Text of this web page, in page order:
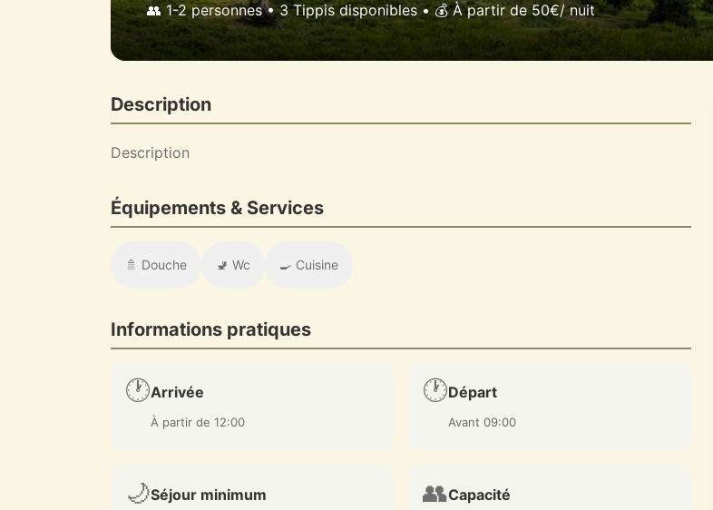
👥 1-2 personnes • 3 Tippis disponibles • 💰 À partir de 50€/ nuit
Description
Description
Équipements & Services
🚿 Douche 🚽 Wc 🍳 Cuisine
Informations pratiques
🕐Arrivée
À partir de 12:00
🕐Départ
Avant 09:00
🌙Séjour minimum 👥Capacité